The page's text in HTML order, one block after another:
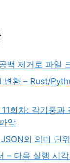
백 제거로 파일
환 – Rust/
회차: 각기둥과
악
의 의미 단
– 다음 실행 시